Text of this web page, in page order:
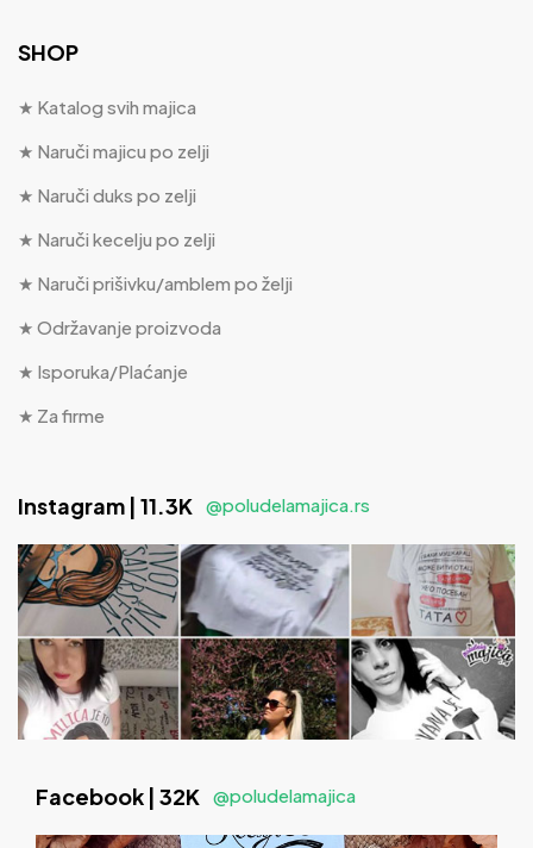
SHOP
★ Katalog svih majica
★ Naruči majicu po zelji
★ Naruči duks po zelji
★ Naruči kecelju po zelji
★ Naruči prišivku/amblem po želji
★ Održavanje proizvoda
★ Isporuka/Plaćanje
★ Za firme
Instagram | 11.3K @poludelamajica.rs
Facebook | 32K @poludelamajica